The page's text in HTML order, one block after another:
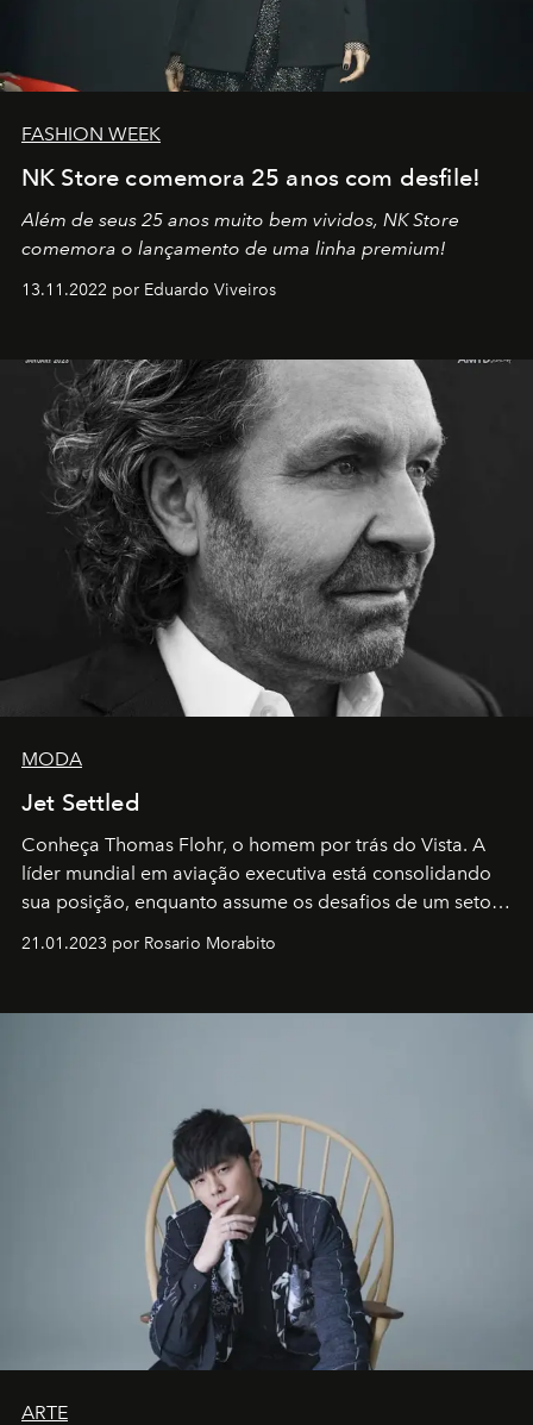
FASHION WEEK
NK Store comemora 25 anos com desfile!
Além de seus 25 anos muito bem vividos, NK Store
comemora o lançamento de uma linha premium!
13.11.2022 por Eduardo Viveiros
MODA
Jet Settled
Conheça Thomas Flohr, o homem por trás do Vista. A
líder mundial em aviação executiva está consolidando
sua posição, enquanto assume os desafios de um setor
21.01.2023 por Rosario Morabito
ARTE